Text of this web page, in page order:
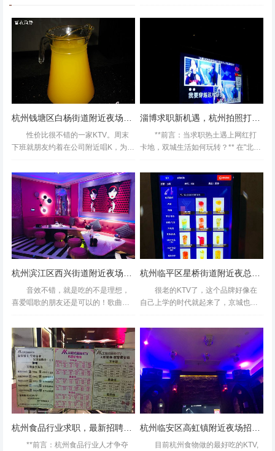
容，**适合追求创意与灵活性的求职者**。 ### **三、求职
策略：高效落地杭州** 1. **提前布局，抢占先机**：五一后
企业招聘需求集中释放，建议通过**杭州人才网、BOSS直
聘（定位杭州）**等平台筛选目标企业，同步关注"杭向未
来"等政府引才活动。 2. **善用政策红利**：符合条件的应
届生可申请**3万元生活补贴、1万元租房补贴**，高层次人
脉圈；利用西湖、运河等文化地标缓解求职压力，**保持心
杭州钱塘区白杨街道附近夜场招聘酒水促销员,(好上班的不挑人)
性价比很不错的一家KTV。周末
下班就朋友约着在公司附近唱K，为解
物新鲜好吃，三个人来回跑了好几趟
觅食去哈哈。嗯房内音质也很好。进
出的时候看到隔壁还有主题...
淄博求职新机遇，杭州拍照打卡热行业
**前言：当求职热土遇上网红打
卡地，双城生活如何玩转？** 在"北上
亲民政策成为求职者眼中的"潜力股"...
音效不错，就是吃的不是理想，
喜爱唱歌的朋友还是可以的！歌曲更
棒哒，因为朋友隔家里近，所以每次
唱歌都在她家，也挺好的。环境一
般，影响效果还不错，性价比不错...
很老的KTV了，这个品牌好像在
自己上学的时代就起来了，京城也有
所以元旦这天临时订房间竟然也订到
了，下午时段很划算，还送了水和零
食，小姐姐们K一下午。音...
杭州食品行业求职，最新招聘信息汇总
**前言：杭州食品行业人才争夺
杭州临安区高虹镇附近夜场招聘包厢服务员,求职应聘
目前杭州食物做的最好吃的KTV,